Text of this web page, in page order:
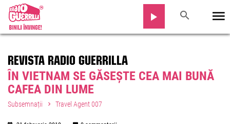
REVISTA RADIO GUERRILLA
ÎN VIETNAM SE GĂSEȘTE CEA MAI BUNĂ
CAFEA DIN LUME
Subsemnații Travel Agent 007